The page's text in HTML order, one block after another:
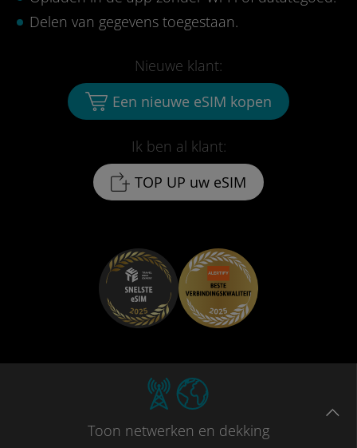
Delen van gegevens toegestaan.
Ik ben al klant:
TOP UP uw eSIM
Nieuwe klant:
Een nieuwe eSIM kopen
Toon netwerken en dekking